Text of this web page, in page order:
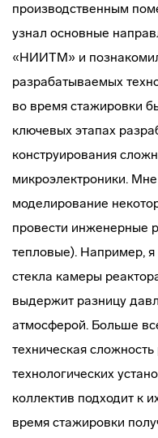
производственным
узнал основные
«НИИТМ» и
разрабатываемых
во время стажировки
ключевых этапах
конструирования
микроэлектроники.
моделирование
провести инженерные
тепловые). Например,
стекла камеры
выдержит разницу
атмосферой. Больше
техническая
технологических
коллектив подходит к
время стажировки